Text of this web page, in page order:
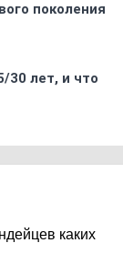
поколения
30 лет, и что
каких